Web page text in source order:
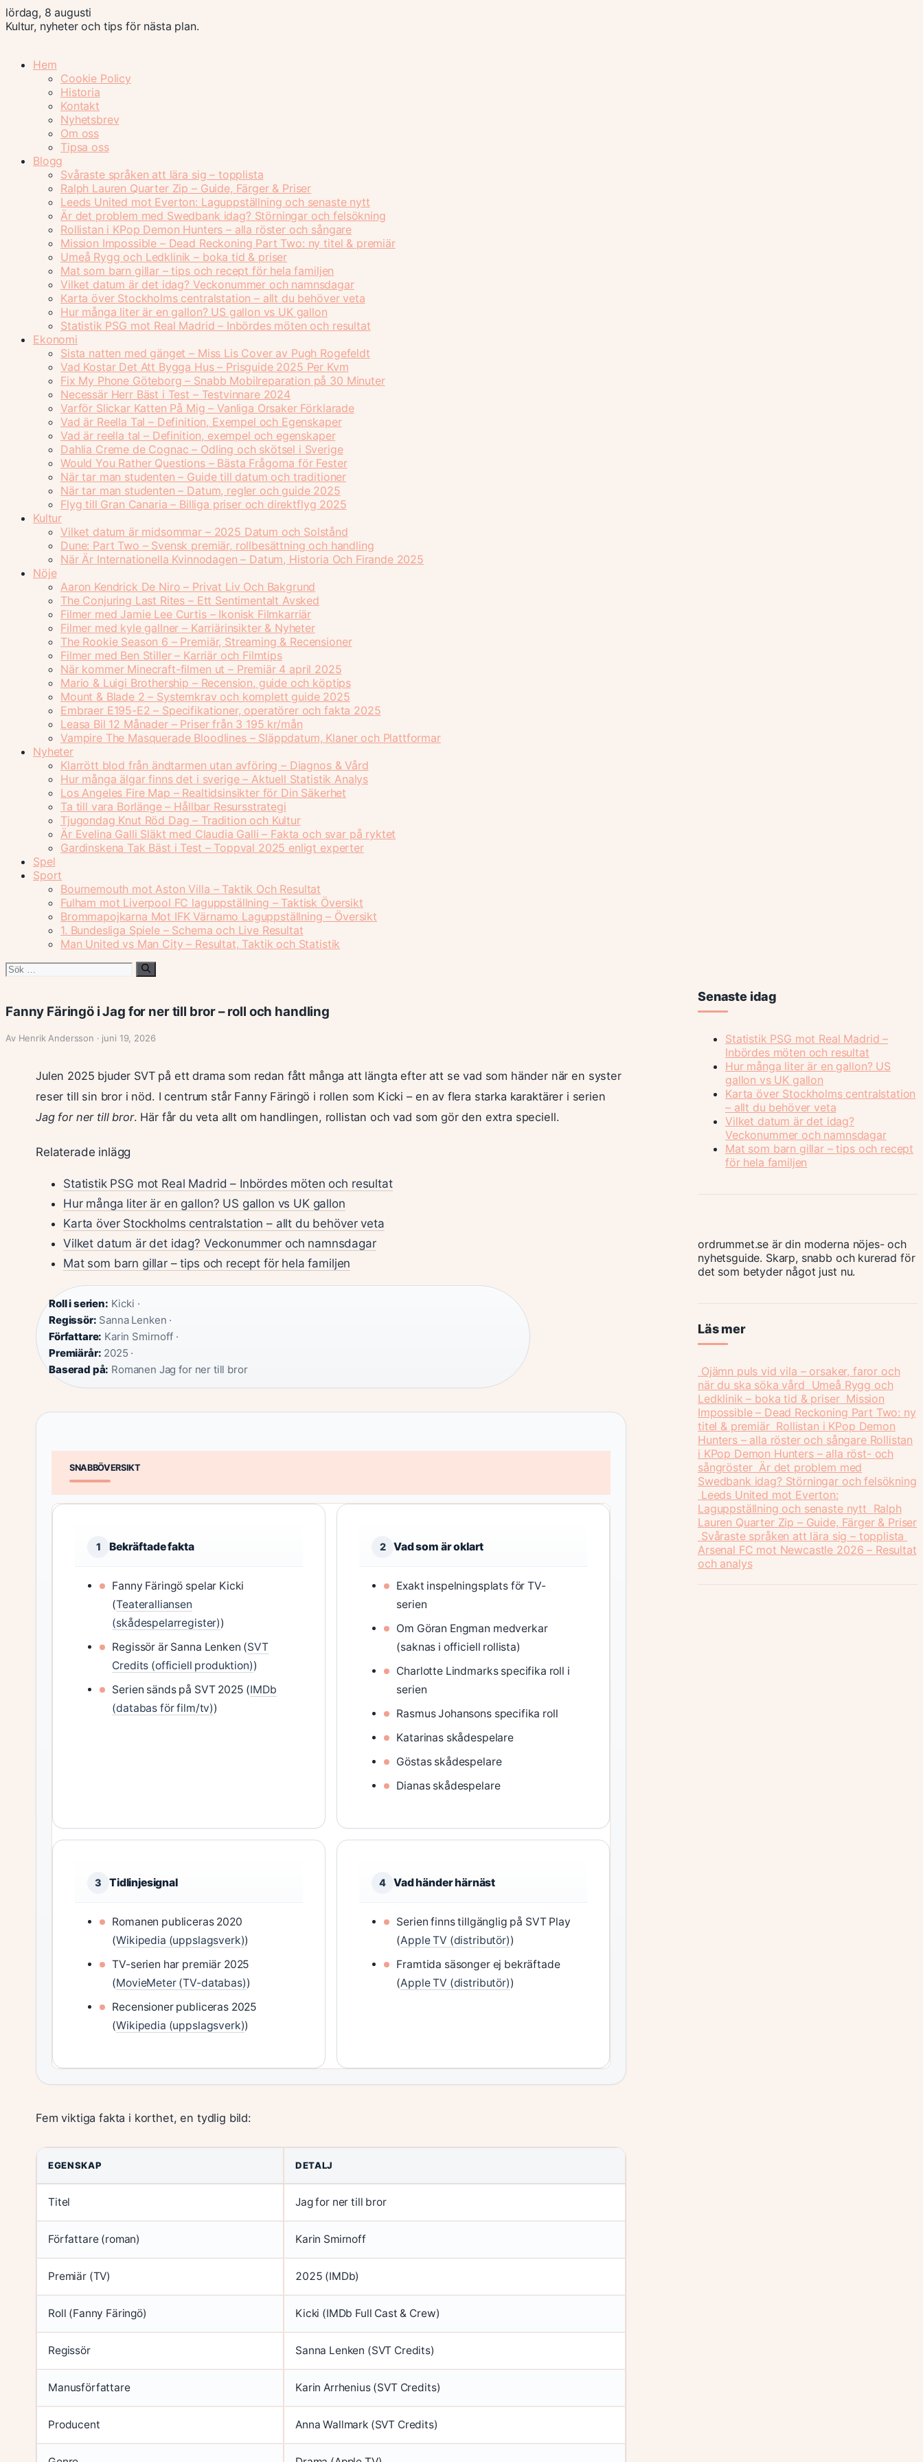
lördag, 8 augusti
Kultur, nyheter och tips för nästa plan.
Hem
Cookie Policy
Historia
Kontakt
Nyhetsbrev
Om oss
Tipsa oss
Blogg
Svåraste språken att lära sig – topplista
Ralph Lauren Quarter Zip – Guide, Färger & Priser
Leeds United mot Everton: Laguppställning och senaste nytt
Är det problem med Swedbank idag? Störningar och felsökning
Rollistan i KPop Demon Hunters – alla röster och sångare
Mission Impossible – Dead Reckoning Part Two: ny titel & premiär
Umeå Rygg och Ledklinik – boka tid & priser
Mat som barn gillar – tips och recept för hela familjen
Vilket datum är det idag? Veckonummer och namnsdagar
Karta över Stockholms centralstation – allt du behöver veta
Hur många liter är en gallon? US gallon vs UK gallon
Statistik PSG mot Real Madrid – Inbördes möten och resultat
Ekonomi
Sista natten med gänget – Miss Lis Cover av Pugh Rogefeldt
Vad Kostar Det Att Bygga Hus – Prisguide 2025 Per Kvm
Fix My Phone Göteborg – Snabb Mobilreparation på 30 Minuter
Necessär Herr Bäst i Test – Testvinnare 2024
Varför Slickar Katten På Mig – Vanliga Orsaker Förklarade
Vad är Reella Tal – Definition, Exempel och Egenskaper
Vad är reella tal – Definition, exempel och egenskaper
Dahlia Creme de Cognac – Odling och skötsel i Sverige
Would You Rather Questions – Bästa Frågorna för Fester
När tar man studenten – Guide till datum och traditioner
När tar man studenten – Datum, regler och guide 2025
Flyg till Gran Canaria – Billiga priser och direktflyg 2025
Kultur
Vilket datum är midsommar – 2025 Datum och Solstånd
Dune: Part Two – Svensk premiär, rollbesättning och handling
När Är Internationella Kvinnodagen – Datum, Historia Och Firande 2025
Nöje
Aaron Kendrick De Niro – Privat Liv Och Bakgrund
The Conjuring Last Rites – Ett Sentimentalt Avsked
Filmer med Jamie Lee Curtis – Ikonisk Filmkarriär
Filmer med kyle gallner – Karriärinsikter & Nyheter
The Rookie Season 6 – Premiär, Streaming & Recensioner
Filmer med Ben Stiller – Karriär och Filmtips
När kommer Minecraft-filmen ut – Premiär 4 april 2025
Mario & Luigi Brothership – Recension, guide och köptips
Mount & Blade 2 – Systemkrav och komplett guide 2025
Embraer E195-E2 – Specifikationer, operatörer och fakta 2025
Leasa Bil 12 Månader – Priser från 3 195 kr/mån
Vampire The Masquerade Bloodlines – Släppdatum, Klaner och Plattformar
Nyheter
Klarrött blod från ändtarmen utan avföring – Diagnos & Vård
Hur många älgar finns det i sverige – Aktuell Statistik Analys
Los Angeles Fire Map – Realtidsinsikter för Din Säkerhet
Ta till vara Borlänge – Hållbar Resursstrategi
Tjugondag Knut Röd Dag – Tradition och Kultur
Är Evelina Galli Släkt med Claudia Galli – Fakta och svar på ryktet
Gardinskena Tak Bäst i Test – Toppval 2025 enligt experter
Spel
Sport
Bournemouth mot Aston Villa – Taktik Och Resultat
Fulham mot Liverpool FC laguppställning – Taktisk Översikt
Brommapojkarna Mot IFK Värnamo Laguppställning – Översikt
1. Bundesliga Spiele – Schema och Live Resultat
Man United vs Man City – Resultat, Taktik och Statistik
Sök
Fanny Färingö i Jag for ner till bror – roll och handling
Av Henrik Andersson · juni 19, 2026
Julen 2025 bjuder SVT på ett drama som redan fått många att längta efter att se vad som händer när en syster
reser till sin bror i nöd. I centrum står Fanny Färingö i rollen som Kicki – en av flera starka karaktärer i serien
Jag for ner till bror. Här får du veta allt om handlingen, rollistan och vad som gör den extra speciell.
Relaterade inlägg
Statistik PSG mot Real Madrid – Inbördes möten och resultat
Hur många liter är en gallon? US gallon vs UK gallon
Karta över Stockholms centralstation – allt du behöver veta
Vilket datum är det idag? Veckonummer och namnsdagar
Mat som barn gillar – tips och recept för hela familjen
Roll i serien: Kicki ·
Regissör: Sanna Lenken ·
Författare: Karin Smirnoff ·
Premiärår: 2025 ·
Baserad på: Romanen Jag for ner till bror
SNABBÖVERSIKT
1 Bekräftade fakta
Fanny Färingö spelar Kicki
(Teateralliansen
(skådespelarregister))
Regissör är Sanna Lenken (SVT
Credits (officiell produktion))
Serien sänds på SVT 2025 (IMDb
(databas för film/tv))
2 Vad som är oklart
Exakt inspelningsplats för TV-
serien
Om Göran Engman medverkar
(saknas i officiell rollista)
Charlotte Lindmarks specifika roll i
serien
Rasmus Johansons specifika roll
Katarinas skådespelare
Göstas skådespelare
Dianas skådespelare
3 Tidlinjesignal
Romanen publiceras 2020
(Wikipedia (uppslagsverk))
TV-serien har premiär 2025
(MovieMeter (TV-databas))
Recensioner publiceras 2025
(Wikipedia (uppslagsverk))
4 Vad händer härnäst
Serien finns tillgänglig på SVT Play
(Apple TV (distributör))
Framtida säsonger ej bekräftade
(Apple TV (distributör))
Fem viktiga fakta i korthet, en tydlig bild:
EGENSKAP DETALJ
Titel Jag for ner till bror
Författare (roman) Karin Smirnoff
Premiär (TV) 2025 (IMDb)
Roll (Fanny Färingö) Kicki (IMDb Full Cast & Crew)
Regissör Sanna Lenken (SVT Credits)
Manusförfattare Karin Arrhenius (SVT Credits)
Producent Anna Wallmark (SVT Credits)
Senaste idag
Statistik PSG mot Real Madrid –
Inbördes möten och resultat
Hur många liter är en gallon? US
gallon vs UK gallon
Karta över Stockholms centralstation
– allt du behöver veta
Vilket datum är det idag?
Veckonummer och namnsdagar
Mat som barn gillar – tips och recept
för hela familjen
ordrummet.se är din moderna nöjes- och
nyhetsguide. Skarp, snabb och kurerad för
det som betyder något just nu.
Läs mer
Ojämn puls vid vila – orsaker, faror och
när du ska söka vård Umeå Rygg och
Ledklinik – boka tid & priser Mission
Impossible – Dead Reckoning Part Two: ny
titel & premiär Rollistan i KPop Demon
Hunters – alla röster och sångare Rollistan
i KPop Demon Hunters – alla röst- och
sångröster Är det problem med
Swedbank idag? Störningar och felsökning
Leeds United mot Everton:
Laguppställning och senaste nytt Ralph
Lauren Quarter Zip – Guide, Färger & Priser
Svåraste språken att lära sig – topplista
Arsenal FC mot Newcastle 2026 – Resultat
och analys